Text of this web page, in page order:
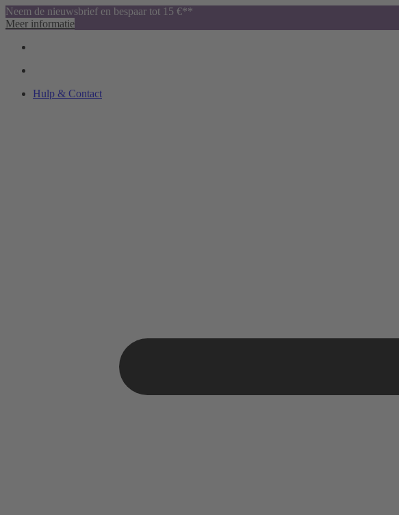
Neem de nieuwsbrief en bespaar tot 15 €**
Meer informatie
Hulp & Contact